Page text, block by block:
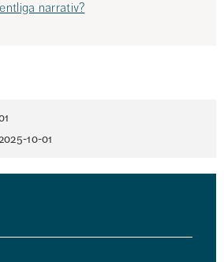
narrativ?
10-01